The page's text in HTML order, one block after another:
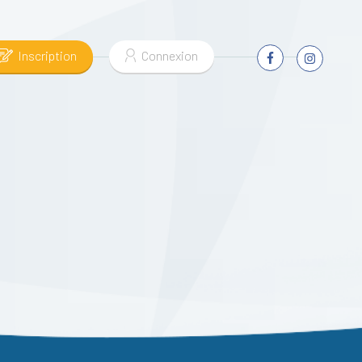
Inscription Connexion